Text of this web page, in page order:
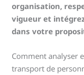
organisation,
vigueur et
dans votre
Comment analyser
transport de